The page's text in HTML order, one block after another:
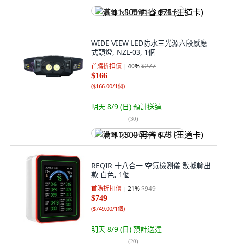
满 $1,500 再省 $75 (王道卡)
WIDE VIEW LED防水三光源六段感應
式頭燈, NZL-03, 1個
首購折扣價 40%$277
$166
($166.00/1個)
明天 8/9 (日) 預計送達
(30)
满 $1,500 再省 $75 (王道卡)
REQIR 十八合一 空氣檢測儀 數據輸出
款 白色, 1個
首購折扣價 21%$949
$749
($749.00/1個)
明天 8/9 (日) 預計送達
(20)